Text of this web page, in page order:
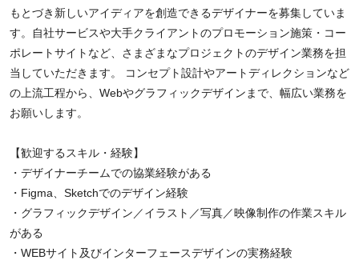
もとづき新しいアイディアを創造できるデザイナーを募集していま
す。自社サービスや大手クライアントのプロモーション施策・コー
ポレートサイトなど、さまざまなプロジェクトのデザイン業務を担
当していただきます。 コンセプト設計やアートディレクションなど
の上流工程から、Webやグラフィックデザインまで、幅広い業務を
お願いします。
【歓迎するスキル・経験】
・デザイナーチームでの協業経験がある
・Figma、Sketchでのデザイン経験
・グラフィックデザイン／イラスト／写真／映像制作の作業スキル
がある
・WEBサイト及びインターフェースデザインの実務経験